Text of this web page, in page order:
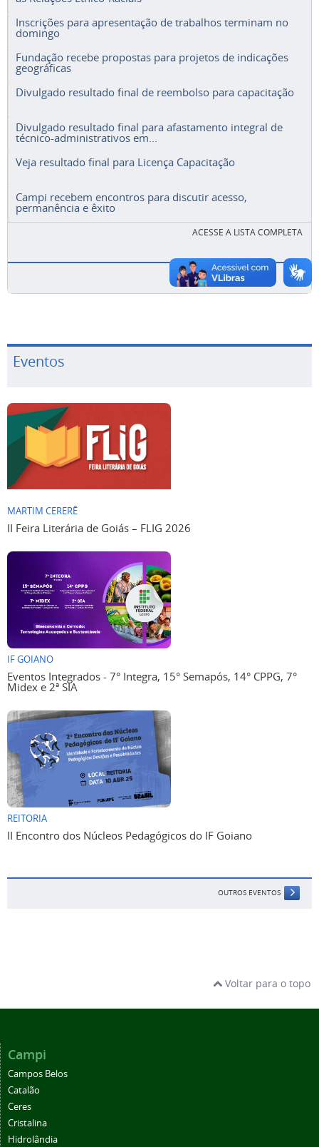
Inscrições para apresentação de trabalhos terminam no
domingo
Fundação recebe propostas para projetos de indicações
geográficas
Divulgado resultado final de reembolso para capacitação
Divulgado resultado final para afastamento integral de
técnico-administrativos em...
Veja resultado final para Licença Capacitação
Campi recebem encontros para discutir acesso,
permanência e êxito
ACESSE A LISTA COMPLETA
Eventos
MARTIM CERERÊ
II Feira Literária de Goiás – FLIG 2026
IF GOIANO
Eventos Integrados - 7° Integra, 15° Semapós, 14° CPPG, 7°
Midex e 2ª SIA
REITORIA
II Encontro dos Núcleos Pedagógicos do IF Goiano
OUTROS EVENTOS
Voltar para o topo
Campi
Campos Belos
Catalão
Ceres
Cristalina
Hidrolândia